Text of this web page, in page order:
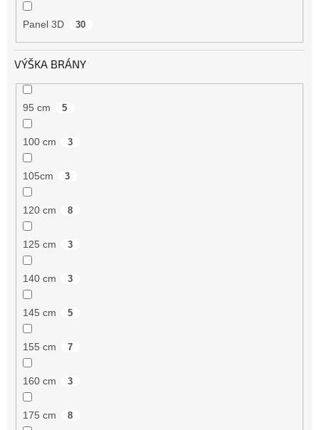
Panel 3D 30
VÝŠKA BRÁNY
95 cm 5
100 cm 3
105cm 3
120 cm 8
125 cm 3
140 cm 3
145 cm 5
155 cm 7
160 cm 3
175 cm 8